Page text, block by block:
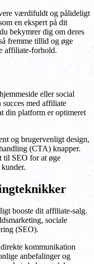
værdifuldt og pålideligt
en ekspert på dit
bekymrer dig om deres
fremme tillid og øge
affiliate-forhold.
eller social
med affiliate
din platform er optimeret
og brugervenligt design,
(CTA) knapper.
til SEO for at øge
booste dit affiliate-salg.
sociale
(SEO).
kommunikation
anbefalinger og